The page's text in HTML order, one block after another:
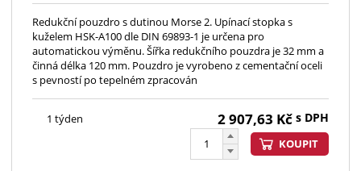
Redukční pouzdro s dutinou Morse 2. Upínací stopka s
kuželem HSK-A100 dle DIN 69893-1 je určena pro
automatickou výměnu. Šířka redukčního pouzdra je 32 mm a
činná délka 120 mm. Pouzdro je vyrobeno z cementační oceli
s pevností po tepelném zpracován
1 týden 2 907,63 Kč s DPH
KOUPIT